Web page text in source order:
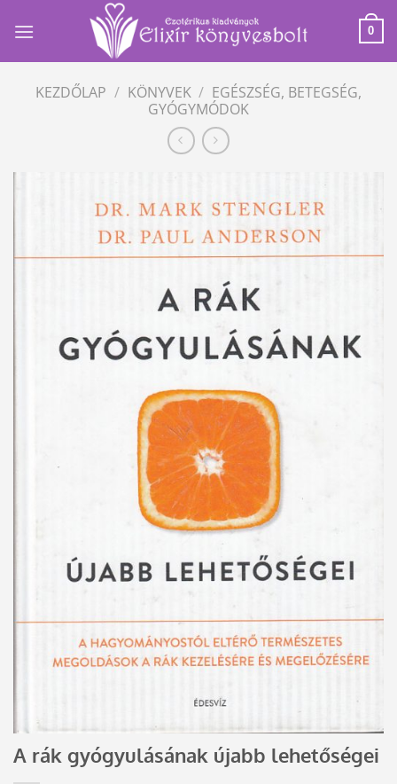
0
KEZDŐLAP / KÖNYVEK / EGÉSZSÉG, BETEGSÉG,
GYÓGYMÓDOK
A rák gyógyulásának újabb lehetőségei